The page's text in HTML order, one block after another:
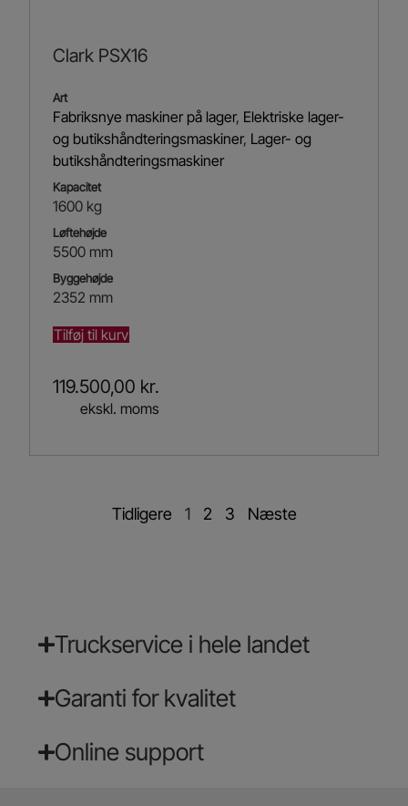
Clark PSX16
Art
Fabriksnye maskiner på lager, Elektriske lager-
og butikshåndteringsmaskiner, Lager- og
butikshåndteringsmaskiner
Kapacitet
1600 kg
Løftehøjde
5500 mm
Byggehøjde
2352 mm
Tilføj til kurv
119.500,00 kr.
ekskl. moms
Tidligere 1 2 3 Næste
Truckservice i hele landet
Garanti for kvalitet
Online support